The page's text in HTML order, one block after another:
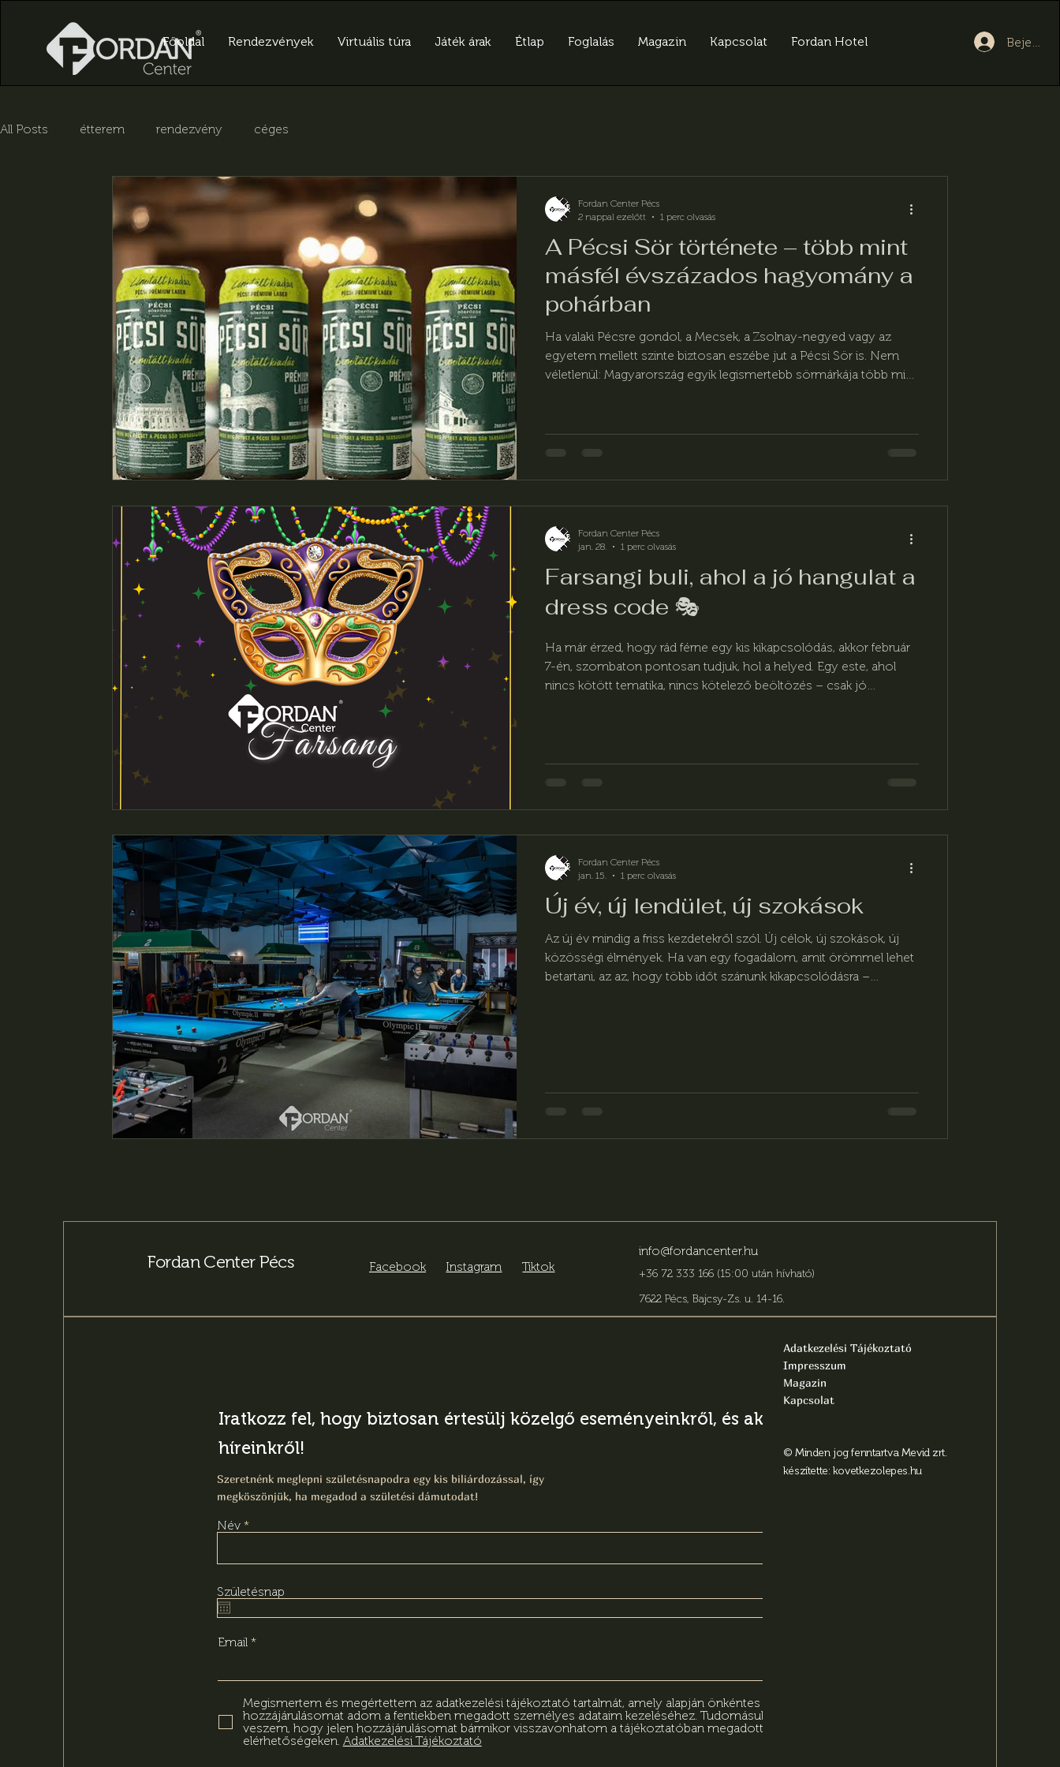
Főoldal Rendezvények Virtuális túra Játék árak Étlap Foglalás Magazin Kapcsolat Fordan Hotel
All Posts étterem rendezvény céges
A Pécsi Sör története – több mint
másfél évszázados hagyomány a
pohárban
Ha valaki Pécsre gondol, a Mecsek, a Zsolnay-negyed vagy az
egyetem mellett szinte biztosan eszébe jut a Pécsi Sör is. Nem
véletlenül: Magyarország egyik legismertebb sörmárkája több mint
Fordan Center Pécs
2 nappal ezelőtt
1 perc olvasás
Farsangi buli, ahol a jó hangulat a
dress code 🎭
Ha már érzed, hogy rád férne egy kis kikapcsolódás, akkor február
7-én, szombaton pontosan tudjuk, hol a helyed. Egy este, ahol
nincs kötött tematika, nincs kötelező beöltözés – csak jó
Fordan Center Pécs
jan. 28.
1 perc olvasás
Új év, új lendület, új szokások
Az új év mindig a friss kezdetekről szól. Új célok, új szokások, új
közösségi élmények. Ha van egy fogadalom, amit örömmel lehet
betartani, az az, hogy több időt szánunk kikapcsolódásra –
Fordan Center Pécs
jan. 15.
1 perc olvasás
Fordan Center Pécs Facebook Instagram Tiktok
info@fordancenter.hu
+36 72 333 166 (15:00 után hívható)
7622 Pécs, Bajcsy-Zs. u. 14-16.
Iratkozz fel, hogy biztosan értesülj közelgő eseményeinkről, és aktuális
híreinkről!
Szeretnénk meglepni születésnapodra egy kis biliárdozással, így
megköszönjük, ha megadod a születési dámutodat!
Név
Születésnap
Email
Megismertem és megértettem az adatkezelési tájékoztató tartalmát, amely alapján önkéntes
hozzájárulásomat adom a fentiekben megadott személyes adataim kezeléséhez. Tudomásul
veszem, hogy jelen hozzájárulásomat bármikor visszavonhatom a tájékoztatóban megadott
elérhetőségeken. Adatkezelési Tájékoztató
Adatkezelési Tájékoztató
Impresszum
Magazin
Kapcsolat
© Minden jog fenntartva Mevid zrt.
készítette: kovetkezolepes.hu